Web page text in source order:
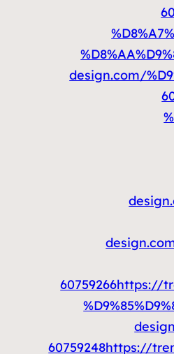
design.com/
60759266https://
60759248https://